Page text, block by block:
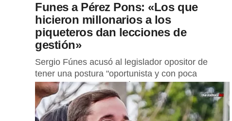
Funes a Pérez Pons: «Los que
hicieron millonarios a los
piqueteros dan lecciones de
gestión»
Sergio Fúnes acusó al legislador opositor de
tener una postura "oportunista y con poca
memoria" sobre la gestión de Zdero